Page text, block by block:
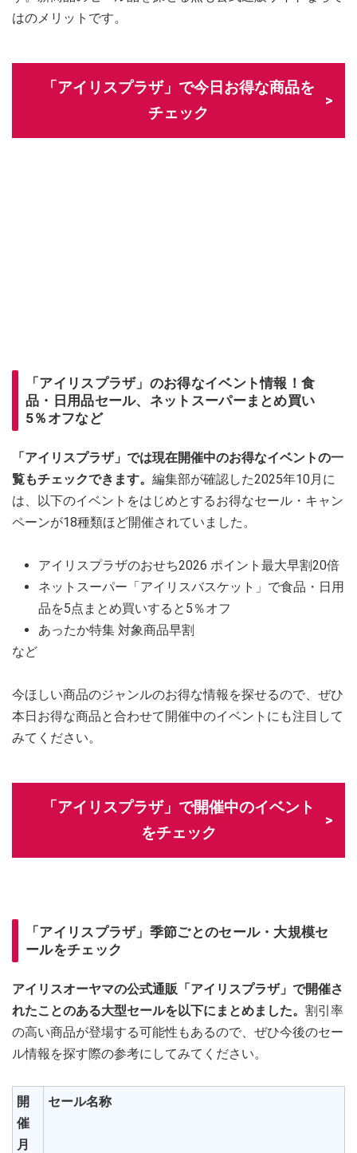
はのメリットです。
「アイリスプラザ」で今日お得な商品を
チェック
「アイリスプラザ」のお得なイベント情報！食
品・日用品セール、ネットスーパーまとめ買い
5％オフなど
「アイリスプラザ」では現在開催中のお得なイベントの一
覧もチェックできます。 編集部が確認した2025年10月に
は、以下のイベントをはじめとするお得なセール・キャン
ペーンが18種類ほど開催されていました。
アイリスプラザのおせち2026 ポイント最大早割20倍
ネットスーパー「アイリスバスケット」で食品・日用
品を5点まとめ買いすると5％オフ
あったか特集 対象商品早割
など
今ほしい商品のジャンルのお得な情報を探せるので、ぜひ
本日お得な商品と合わせて開催中のイベントにも注目して
みてください。
「アイリスプラザ」で開催中のイベント
をチェック
「アイリスプラザ」季節ごとのセール・大規模セ
ールをチェック
アイリスオーヤマの公式通販「アイリスプラザ」で開催さ
れたことのある大型セールを以下にまとめました。 割引率
の高い商品が登場する可能性もあるので、ぜひ今後のセー
ル情報を探す際の参考にしてみてください。
開
催
月
セール名称